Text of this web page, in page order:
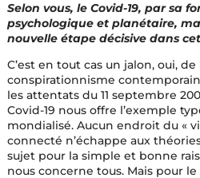
Selon vous, le Covid-19, par sa
psychologique et planétaire,
nouvelle étape décisive dans
C’est en tout cas un jalon, oui,
conspirationnisme
les attentats du 11 septembre
Covid-19 nous offre l’exemple
mondialisé. Aucun endroit du «
connecté n’échappe aux
sujet pour la simple et bonne
nous concerne tous. Mais pour